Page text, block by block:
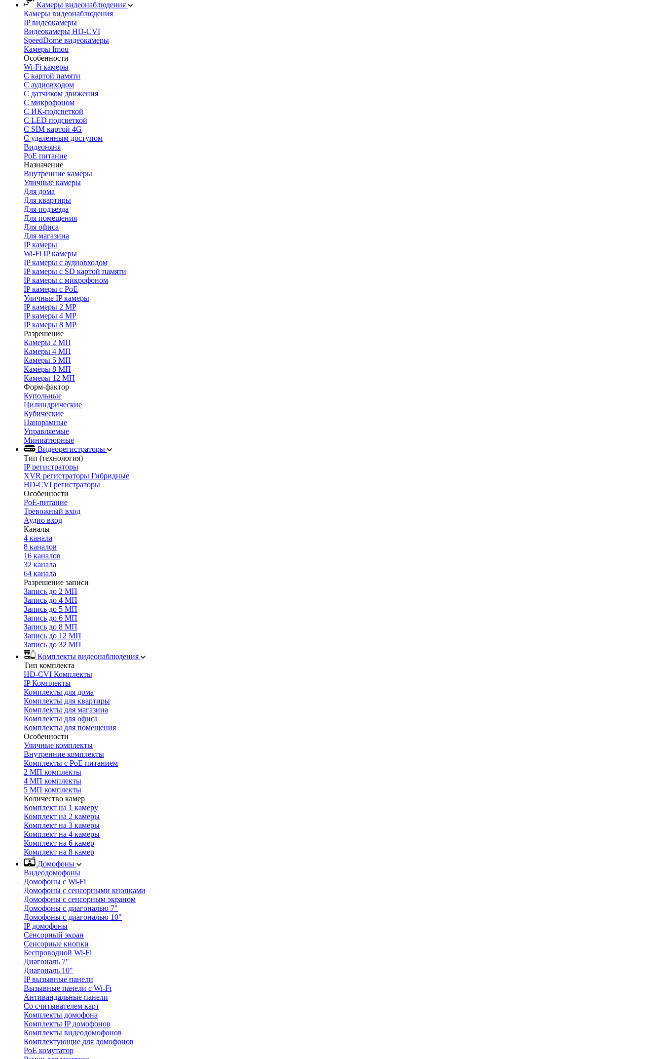
Камеры видеонаблюдения
Камеры видеонаблюдения
IP видеокамеры
Видеокамеры HD-CVI
SpeedDome видеокамеры
Камеры Imou
Особенности
Wi-Fi камеры
С картой памяти
С аудиовходом
С датчиком движения
С микрофоном
С ИК-подсветкой
С LED подсветкой
C SIM картой 4G
C удаленным доступом
Видеоняня
PoE питание
Назначение
Внутренние камеры
Уличные камеры
Для дома
Для квартиры
Для подъезда
Для помещения
Для офиса
Для магазина
IP камеры
Wi-Fi IP камеры
IP камеры с аудиовходом
IP камеры с SD картой памяти
IP камеры с микрофоном
IP камеры с PoE
Уличные IP камеры
IP камеры 2 MP
IP камеры 4 MP
IP камеры 8 MP
Разрешение
Камеры 2 МП
Камеры 4 МП
Камеры 5 МП
Камеры 8 МП
Камеры 12 МП
Форм-фактор
Купольные
Цилиндрические
Кубические
Панорамные
Управляемые
Миниатюрные
Видеорегистраторы
Тип (технология)
IP регистраторы
XVR регистраторы Гибридные
HD-CVI регистраторы
Особенности
PoE-питание
Тревожный вход
Аудио вход
Каналы
4 канала
8 каналов
16 каналов
32 канала
64 канала
Разрешение записи
Запись до 2 МП
Запись до 4 МП
Запись до 5 МП
Запись до 6 МП
Запись до 8 МП
Запись до 12 МП
Запись до 32 МП
Комплекты видеонаблюдения
Тип комплекта
HD-CVI Комплекты
IP Комплекты
Комплекты для дома
Комплекты для квартиры
Комплекты для магазина
Комплекты для офиса
Комплекты для помещения
Особенности
Уличные комплекты
Внутренние комплекты
Комплекты с PoE питанием
2 МП комплекты
4 МП комплекты
5 МП комплекты
Количество камер
Комплект на 1 камеру
Комплект на 2 камеры
Комплект на 3 камеры
Комплект на 4 камеры
Комплект на 6 камер
Комплект на 8 камер
Домофоны
Видеодомофоны
Домофоны с Wi-Fi
Домофоны с сенсорными кнопками
Домофоны с сенсорным экраном
Домофоны с диагональю 7"
Домофоны с диагональю 10"
IP домофоны
Сенсорный экран
Сенсорные кнопки
Беспроводной Wi-Fi
Диагональ 7"
Диагональ 10"
IP вызывные панели
Вызывные панели с Wi-Fi
Антивандальные панели
Со считывателем карт
Комплекты домофона
Комплекты IP домофонов
Комплекты видеодомофонов
Комплектующие для домофонов
PoE комутатор